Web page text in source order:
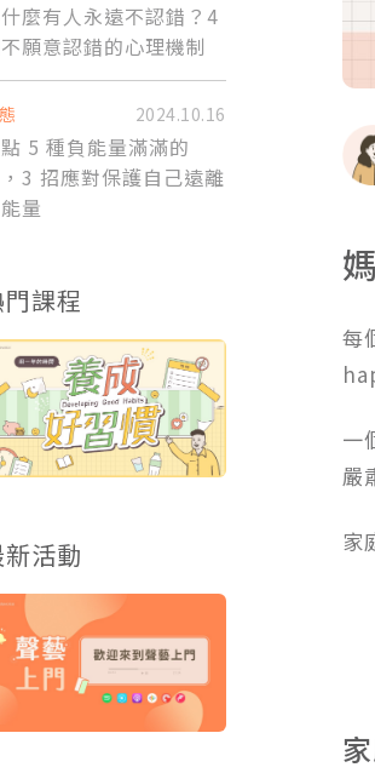
麼有人永遠不認錯？4
願意認錯的心理機制
2024.10.16
5 種負能量滿滿的
3 招應對保護自己遠離
量
課程
活動
每
一
嚴
家